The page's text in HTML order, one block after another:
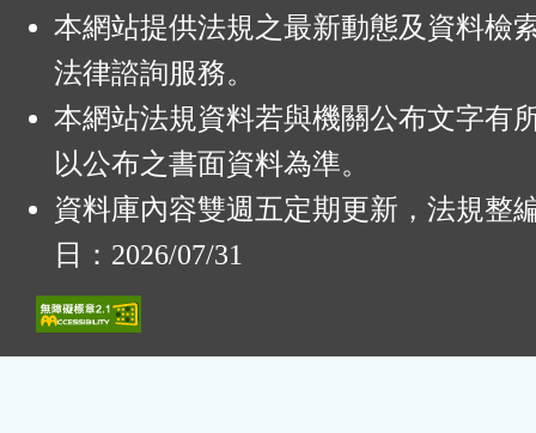
本網站提供法規之最新動態及資料檢
法律諮詢服務。
本網站法規資料若與機關公布文字有
以公布之書面資料為準。
資料庫內容雙週五定期更新，法規整
日：2026/07/31